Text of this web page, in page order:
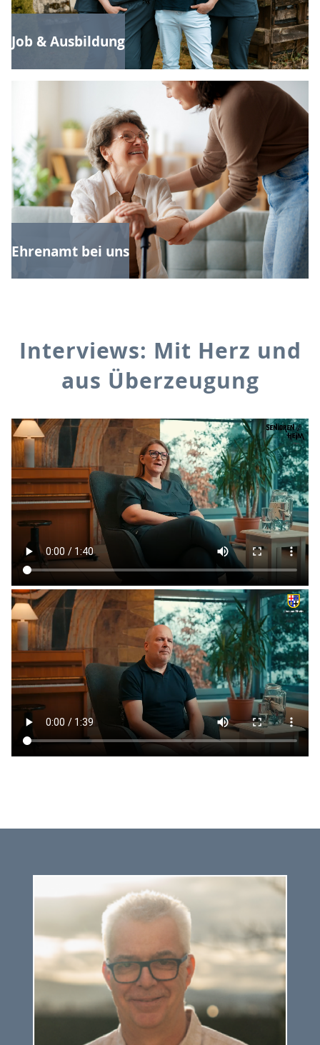
Job & Ausbildung
Ehrenamt bei uns
Interviews: Mit Herz und
aus Überzeugung